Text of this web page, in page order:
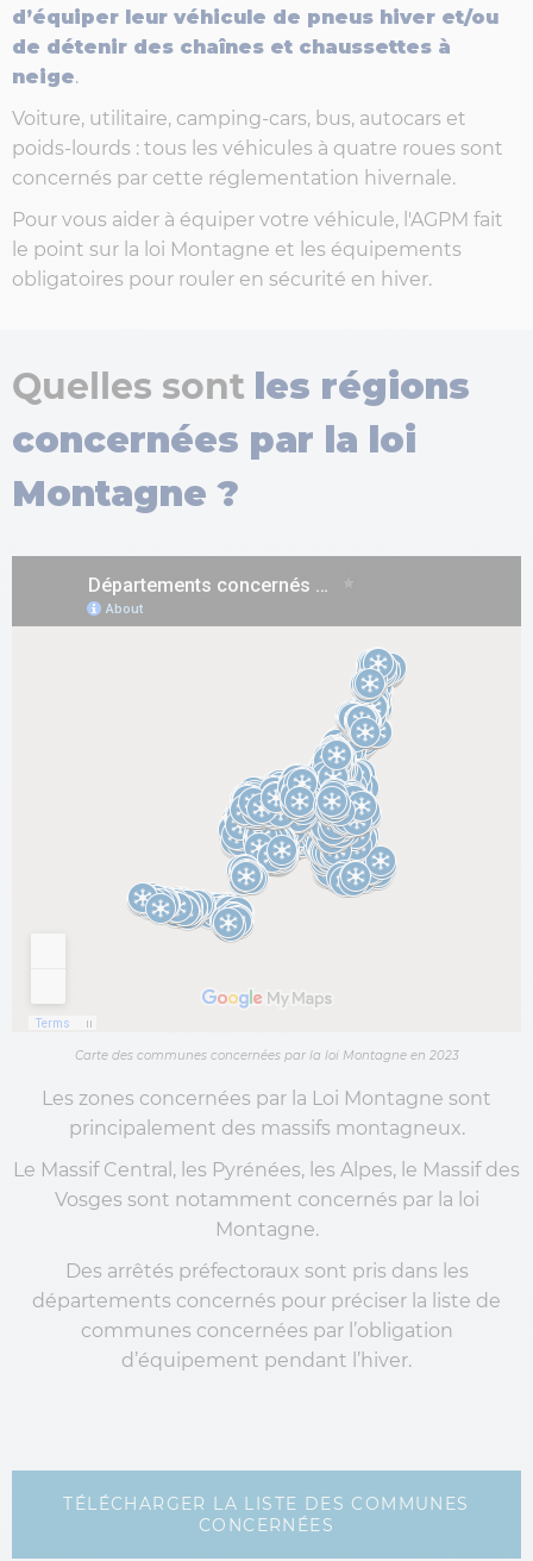
d’équiper leur véhicule de pneus hiver et/ou
de détenir des chaînes et chaussettes à
neige.
Voiture, utilitaire, camping-cars, bus, autocars et
poids-lourds : tous les véhicules à quatre roues sont
concernés par cette réglementation hivernale.
Pour vous aider à équiper votre véhicule, l'AGPM fait
le point sur la loi Montagne et les équipements
obligatoires pour rouler en sécurité en hiver.
Quelles sont les régions
concernées par la loi
Montagne ?
Carte des communes concernées par la loi Montagne en 2023
Les zones concernées par la Loi Montagne sont
principalement des massifs montagneux.
Le Massif Central, les Pyrénées, les Alpes, le Massif des
Vosges sont notamment concernés par la loi
Montagne.
Des arrêtés préfectoraux sont pris dans les
départements concernés pour préciser la liste de
communes concernées par l’obligation
d’équipement pendant l’hiver.
TÉLÉCHARGER LA LISTE DES COMMUNES
CONCERNÉES